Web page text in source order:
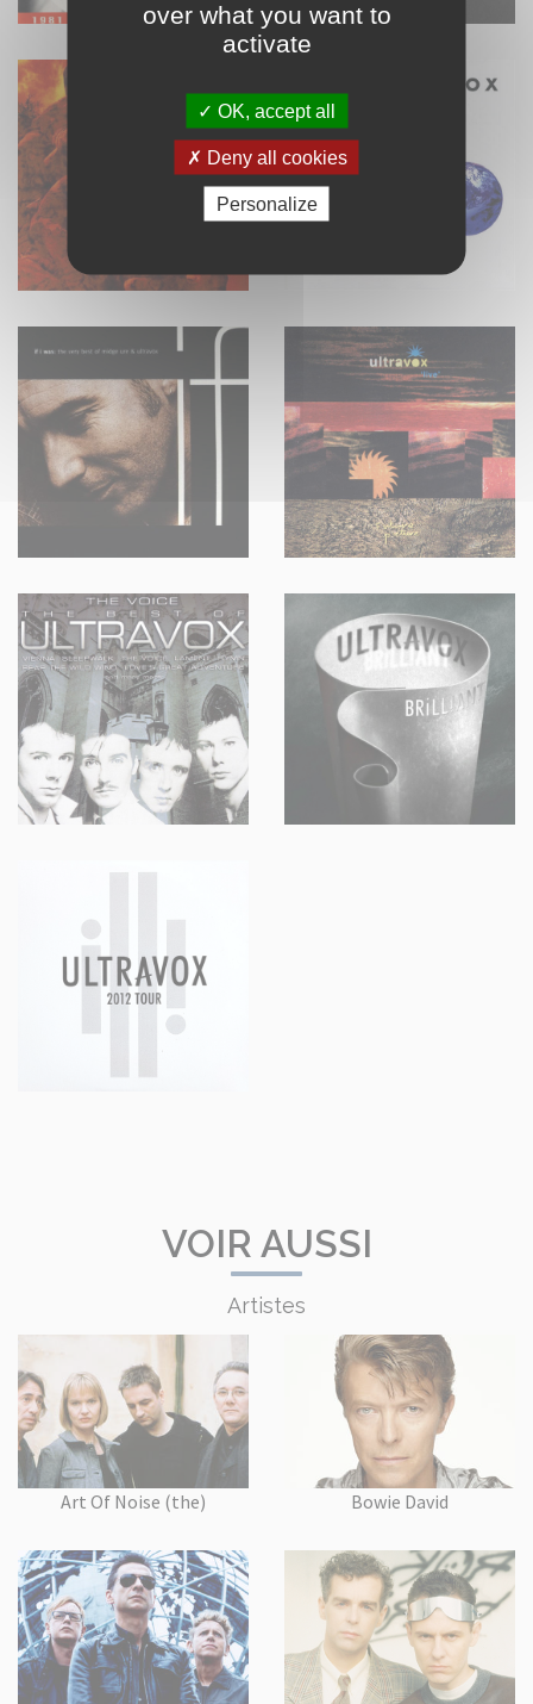
VOIR AUSSI
Artistes
Art Of Noise (the) Bowie David
over what you want to
activate
OK, accept all
Deny all cookies
Personalize